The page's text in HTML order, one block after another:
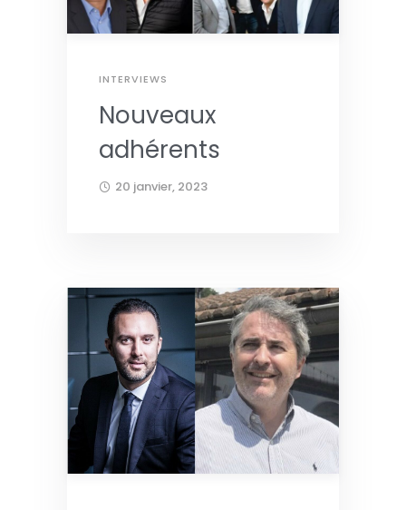
INTERVIEWS
Nouveaux
adhérents
20 janvier, 2023